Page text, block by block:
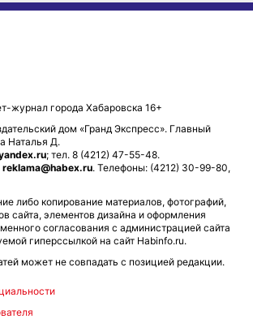
журнал города Хабаровска 16+
дом «Гранд Экспресс». Главный
Наталья Д.
; тел. 8 (4212) 47-55-48.
reklama@habex.ru. Телефоны: (4212) 30-99-80,
либо копирование материалов, фотографий,
сайта, элементов дизайна и оформления
согласования с администрацией сайта
гиперссылкой на сайт Habinfo.ru.
может не совпадать с позицией редакции.